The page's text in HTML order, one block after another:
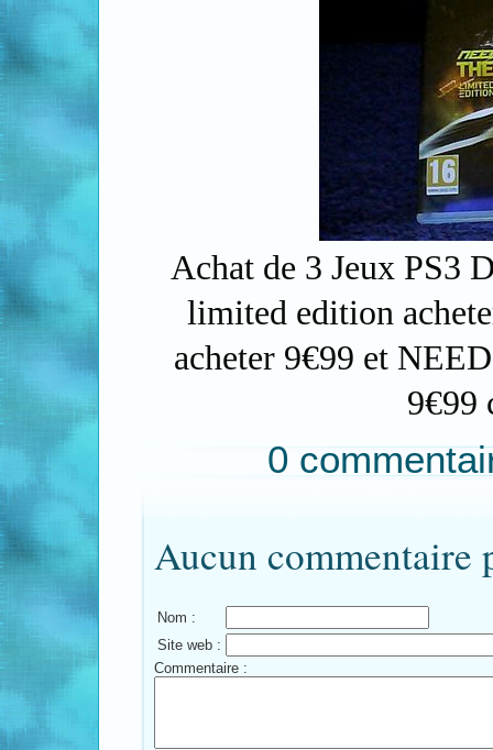
Achat de 3 Jeux PS3
limited edition
acheter 9€99 et
9€99
0
Aucun commentaire
Nom :
Site web :
Commentaire :